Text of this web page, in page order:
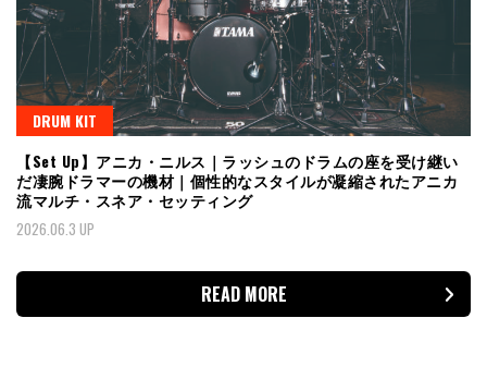
DRUM KIT
【Set Up】アニカ・ニルス｜ラッシュのドラムの座を受け継い
だ凄腕ドラマーの機材｜個性的なスタイルが凝縮されたアニカ
流マルチ・スネア・セッティング
2026.06.3 UP
READ MORE